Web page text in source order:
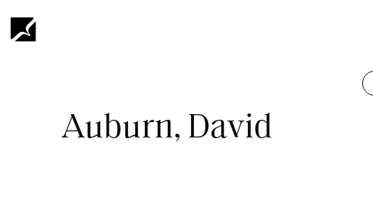
till
huvudinnehåll
Auburn, David